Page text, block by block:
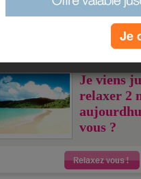
Je viens
relaxer 2
vous ?
Je